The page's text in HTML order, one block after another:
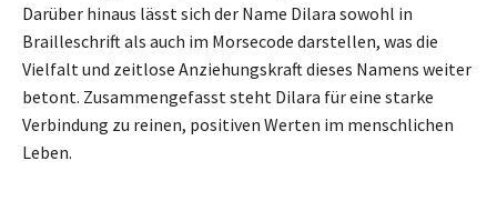
Darüber hinaus lässt sich der Name Dilara sowohl in
Brailleschrift als auch im Morsecode darstellen, was die
Vielfalt und zeitlose Anziehungskraft dieses Namens weiter
betont. Zusammengefasst steht Dilara für eine starke
Verbindung zu reinen, positiven Werten im menschlichen
Leben.